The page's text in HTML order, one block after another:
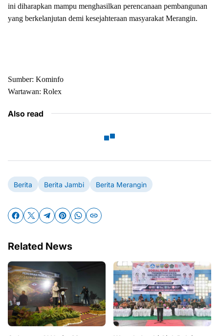
ini diharapkan mampu menghasilkan perencanaan pembangunan
yang berkelanjutan demi kesejahteraan masyarakat Merangin.
Sumber: Kominfo
Wartawan: Rolex
Also read
Berita Berita Jambi Berita Merangin
Related News